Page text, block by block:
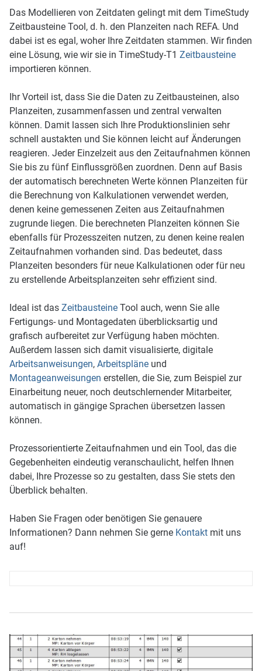
Das Modellieren von Zeitdaten gelingt mit dem TimeStudy
Zeitbausteine Tool, d. h. den Planzeiten nach REFA. Und
dabei ist es egal, woher Ihre Zeitdaten stammen. Wir finden
eine Lösung, wie wir sie in TimeStudy-T1 Zeitbausteine
importieren können.
Ihr Vorteil ist, dass Sie die Daten zu Zeitbausteinen, also
Planzeiten, zusammenfassen und zentral verwalten
können. Damit lassen sich Ihre Produktionslinien sehr
schnell austakten und Sie können leicht auf Änderungen
reagieren. Jeder Einzelzeit aus den Zeitaufnahmen können
Sie bis zu fünf Einflussgrößen zuordnen. Denn auf Basis
der automatisch berechneten Werte können Planzeiten für
die Berechnung von Kalkulationen verwendet werden,
denen keine gemessenen Zeiten aus Zeitaufnahmen
zugrunde liegen. Die berechneten Planzeiten können Sie
ebenfalls für Prozesszeiten nutzen, zu denen keine realen
Zeitaufnahmen vorhanden sind. Das bedeutet, dass
Planzeiten besonders für neue Kalkulationen oder für neu
zu erstellende Arbeitsplanzeiten sehr effizient sind.
Ideal ist das ZeitbausteineTool auch, wenn Sie alle
Fertigungs- und Montagedaten überblicksartig und
grafisch aufbereitet zur Verfügung haben möchten.
Außerdem lassen sich damit visualisierte, digitale
Arbeitsanweisungen, Arbeitspläneund
Montageanweisungen erstellen, die Sie, zum Beispiel zur
Einarbeitung neuer, noch deutschlernender Mitarbeiter,
automatisch in gängige Sprachen übersetzen lassen
können.
Prozessorientierte Zeitaufnahmen und ein Tool, das die
Gegebenheiten eindeutig veranschaulicht, helfen Ihnen
dabei, Ihre Prozesse so zu gestalten, dass Sie stets den
Überblick behalten.
Haben Sie Fragen oder benötigen Sie genauere
Informationen? Dann nehmen Sie gerne Kontaktmit uns
auf!